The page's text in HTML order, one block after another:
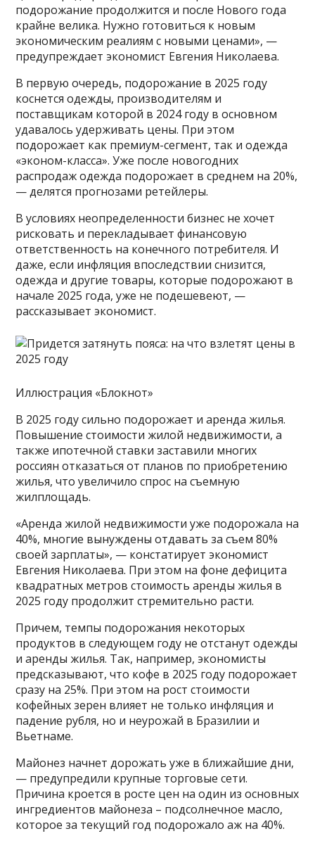
подорожание продолжится и после Нового года
крайне велика. Нужно готовиться к новым
экономическим реалиям с новыми ценами», —
предупреждает экономист Евгения Николаева.
В первую очередь, подорожание в 2025 году
коснется одежды, производителям и
поставщикам которой в 2024 году в основном
удавалось удерживать цены. При этом
подорожает как премиум-сегмент, так и одежда
«эконом-класса». Уже после новогодних
распродаж одежда подорожает в среднем на 20%,
— делятся прогнозами ретейлеры.
В условиях неопределенности бизнес не хочет
рисковать и перекладывает финансовую
ответственность на конечного потребителя. И
даже, если инфляция впоследствии снизится,
одежда и другие товары, которые подорожают в
начале 2025 года, уже не подешевеют, —
рассказывает экономист.
Иллюстрация «Блокнот»
В 2025 году сильно подорожает и аренда жилья.
Повышение стоимости жилой недвижимости, а
также ипотечной ставки заставили многих
россиян отказаться от планов по приобретению
жилья, что увеличило спрос на съемную
жилплощадь.
«Аренда жилой недвижимости уже подорожала на
40%, многие вынуждены отдавать за съем 80%
своей зарплаты», — констатирует экономист
Евгения Николаева. При этом на фоне дефицита
квадратных метров стоимость аренды жилья в
2025 году продолжит стремительно расти.
Причем, темпы подорожания некоторых
продуктов в следующем году не отстанут одежды
и аренды жилья. Так, например, экономисты
предсказывают, что кофе в 2025 году подорожает
сразу на 25%. При этом на рост стоимости
кофейных зерен влияет не только инфляция и
падение рубля, но и неурожай в Бразилии и
Вьетнаме.
Майонез начнет дорожать уже в ближайшие дни,
— предупредили крупные торговые сети.
Причина кроется в росте цен на один из основных
ингредиентов майонеза – подсолнечное масло,
которое за текущий год подорожало аж на 40%.